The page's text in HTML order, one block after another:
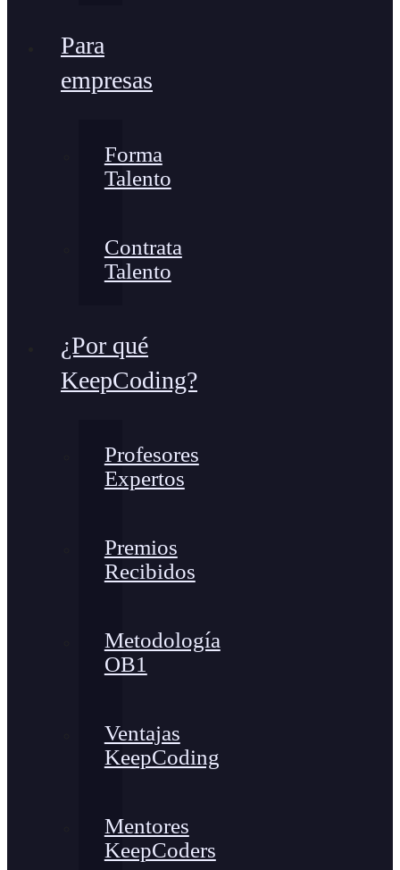
Para
empresas
Forma
Talento
Contrata
Talento
¿Por qué
KeepCoding?
Profesores
Expertos
Premios
Recibidos
Metodología
OB1
Ventajas
KeepCoding
Mentores
KeepCoders